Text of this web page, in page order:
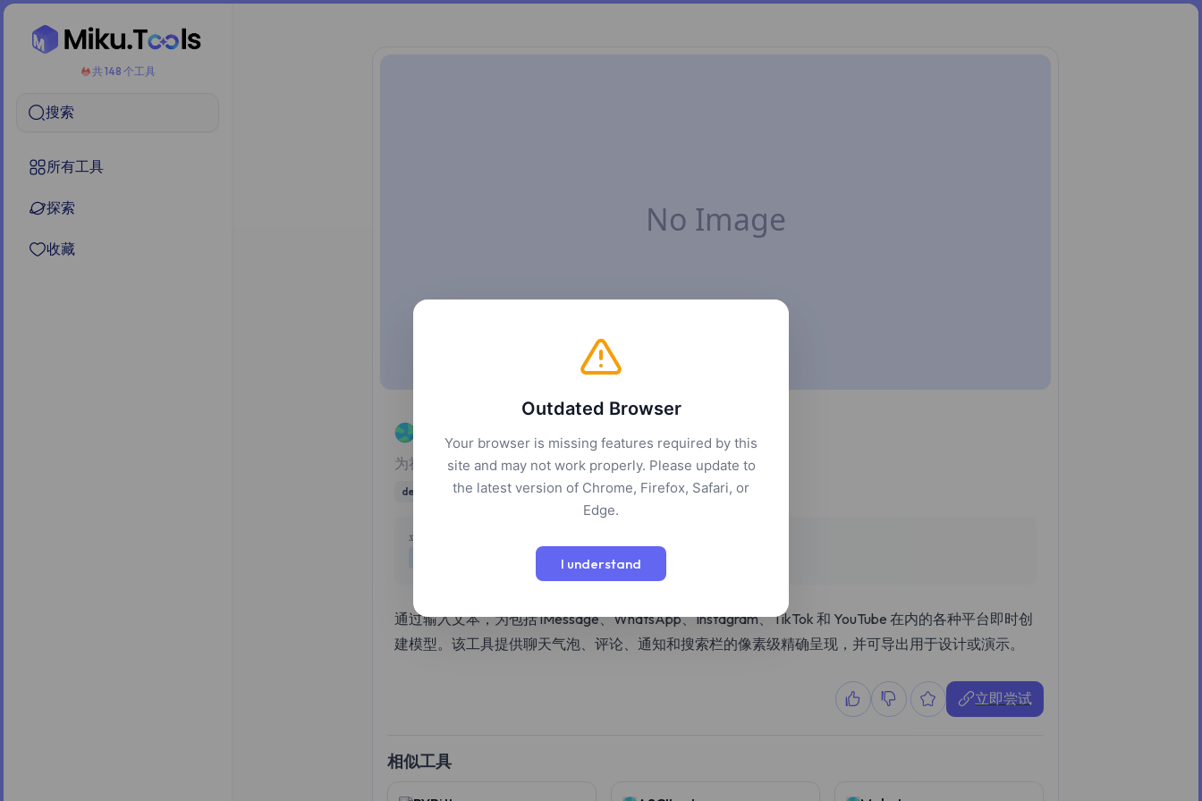
共 148 个工具
搜索
所有工具
探索
收藏
textlab
为社交媒体和即时通讯应用生成像素级精确的模型
design mockups social media utilities
平台
通过输入文本，为包括 iMessage、WhatsApp、Instagram、TikTok 和 YouTube 在内的各种平台即时创
建模型。该工具提供聊天气泡、评论、通知和搜索栏的像素级精确呈现，并可导出用于设计或演示。
立即尝试
相似工具
Outdated Browser
Your browser is missing features required by this
site and may not work properly. Please update to
the latest version of Chrome, Firefox, Safari, or
Edge.
I understand